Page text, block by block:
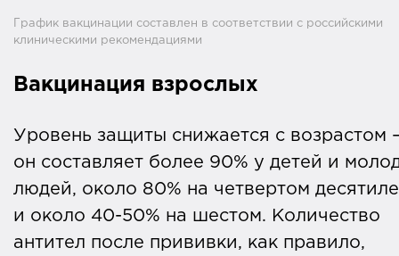
График вакцинации составлен в соответствии с российскими
клиническими рекомендациями
Вакцинация взрослых
Уровень защиты снижается с возрастом
он составляет более 90% у детей и
людей, около 80% на четвертом
и около 40-50% на шестом. Количество
антител после прививки, как правило,